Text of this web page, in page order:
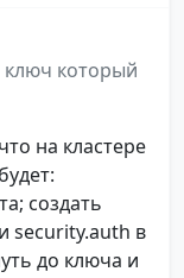
который
на кластере
создать
security.auth в
до ключа и